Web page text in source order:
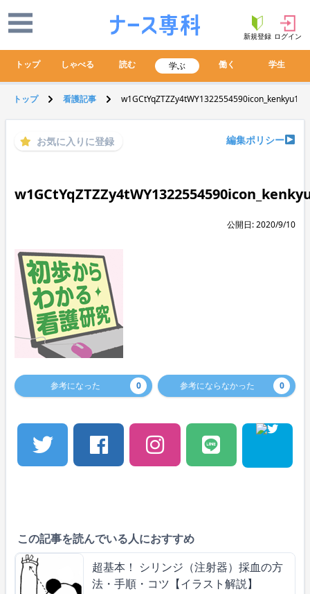
新規登録 ログイン
トップ しゃべる 読む 学ぶ 働く 学生
トップ 看護記事
お気に入りに登録 編集ポリシー
公開日: 2020/9/10
参考になった 0 参考にならなかった 0
この記事を読んでいる人におすすめ
超基本！ シリンジ（注射器）採血の方
法・手順・コツ【イラスト解説】